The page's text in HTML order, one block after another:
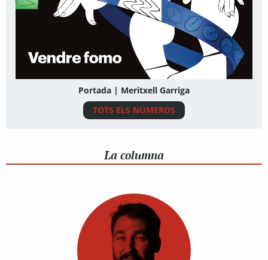
Portada | Meritxell Garriga
TOTS ELS NÚMEROS
La columna